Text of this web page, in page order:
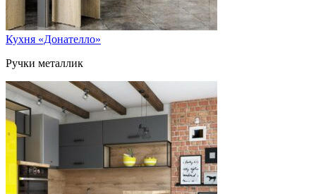
Кухня «Донателло»
Ручки металлик